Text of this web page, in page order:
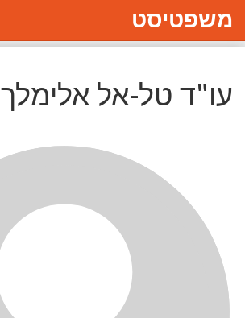
משפטיסט
עו"ד טל-אל אלימלך